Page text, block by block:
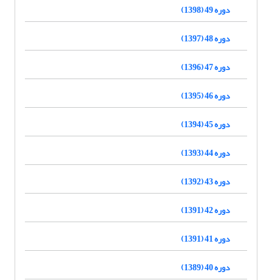
دوره 49 (1398)
دوره 48 (1397)
دوره 47 (1396)
دوره 46 (1395)
دوره 45 (1394)
دوره 44 (1393)
دوره 43 (1392)
دوره 42 (1391)
دوره 41 (1391)
دوره 40 (1389)